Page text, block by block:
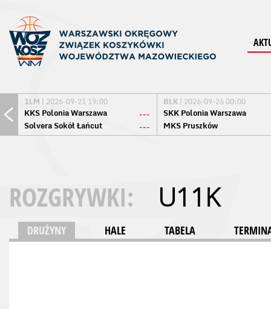
1LM | 2026-09-21 19:00
KKS Polonia Warszawa
---
Solvera Sokół Łańcut
---
BLK | 2026-09-26 00:00
SKK Polonia Warszawa
MKS Pruszków
ROZGRYWKI: U11K
DRUŻYNY HALE TABELA